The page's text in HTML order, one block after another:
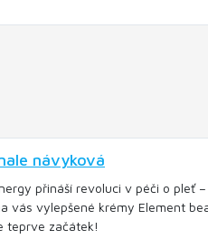
návyková
přináší revoluci v péči o pleť
vás vylepšené krémy Element
teprve začátek!